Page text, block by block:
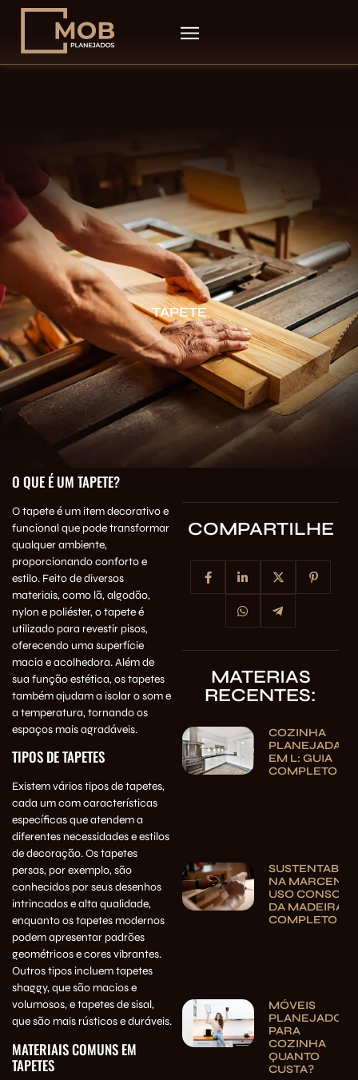
TAPETE
O QUE É UM TAPETE?
O tapete é um item decorativo e
funcional que pode transformar
qualquer ambiente,
proporcionando conforto e
estilo. Feito de diversos
materiais, como lã, algodão,
nylon e poliéster, o tapete é
utilizado para revestir pisos,
oferecendo uma superfície
macia e acolhedora. Além de
sua função estética, os tapetes
também ajudam a isolar o som e
a temperatura, tornando os
espaços mais agradáveis.
TIPOS DE TAPETES
Existem vários tipos de tapetes,
cada um com características
específicas que atendem a
diferentes necessidades e estilos
de decoração. Os tapetes
persas, por exemplo, são
conhecidos por seus desenhos
intrincados e alta qualidade,
enquanto os tapetes modernos
podem apresentar padrões
geométricos e cores vibrantes.
Outros tipos incluem tapetes
shaggy, que são macios e
volumosos, e tapetes de sisal,
que são mais rústicos e duráveis.
MATERIAIS COMUNS EM
TAPETES
COMPARTILHE
MATERIAS
RECENTES:
COZINHA
PLANEJADA
EM L: GUIA
COMPLETO
NA
USO
DA MADEIRA |
COMPLETO
MÓVEIS
PLANEJADOS
PARA
COZINHA
QUANTO
CUSTA?